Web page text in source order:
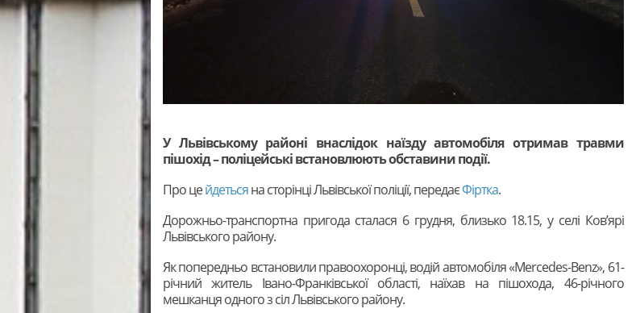
У Львівському районі внаслідок наїзду автомобіля отримав травми
пішохід – поліцейські встановлюють обставини події.
Про цейдетьсяна сторінці Львівської поліції, передаєФіртка.
Дорожньо-транспортна пригода сталася 6 грудня, близько 18.15, у селі Ков’ярі
Львівського району.
Як попередньо встановили правоохоронці, водій автомобіля «Mercedes-Benz», 61-
річний житель Івано-Франківської області, наїхав на пішохода, 46-річного
мешканця одного з сіл Львівського району.